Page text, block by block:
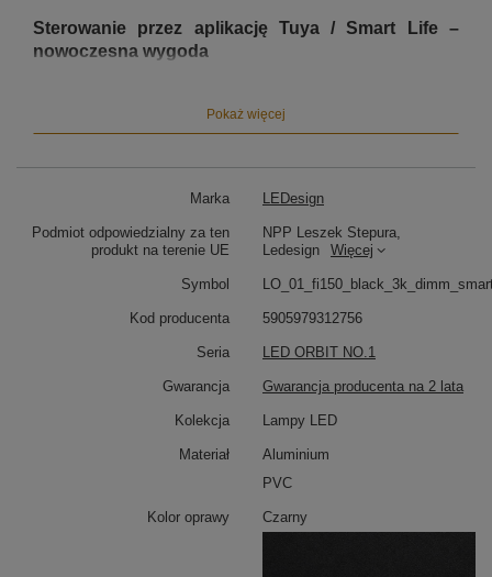
Sterowanie przez aplikację Tuya / Smart Life –
nowoczesna wygoda
zyskujesz wygodną i inteligentną kontrolę nad
oświetleniem z dowolnego miejsca:
Zdalne włączanie i wyłączanie
Tworzenie scen świetlnych i harmonogramów
Sterowanie głosowe przez Alexa / Google
Assistant
Lampa LED do wysokich pomieszczeń i antresoli
Orbit No.1 150 cm to wybór idealny dla wymagających
oświetlenie całej powierzchni
Lampa sufitowa do kuchni z wyspą
Oświetlenie do antresoli i przestronnych
– elegancka dominanta wnętrza
Technologia LED i komfort użytkowania
Pokaż więcej
Marka LEDesign
Podmiot odpowiedzialny za ten
produkt na terenie UE
NPP Leszek Stepura,
Ledesign
Więcej
Symbol
Kod producenta 5905979312756
Seria LED ORBIT NO.1
Gwarancja Gwarancja producenta na 2 lata
Kolekcja Lampy LED
Materiał
Aluminium
PVC
Kolor oprawy Czarny